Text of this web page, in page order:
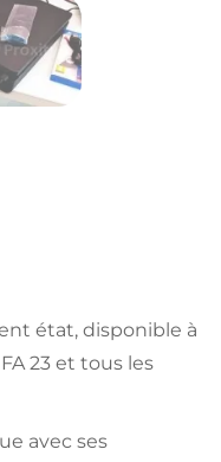
état, disponible à
23 et tous les
avec ses